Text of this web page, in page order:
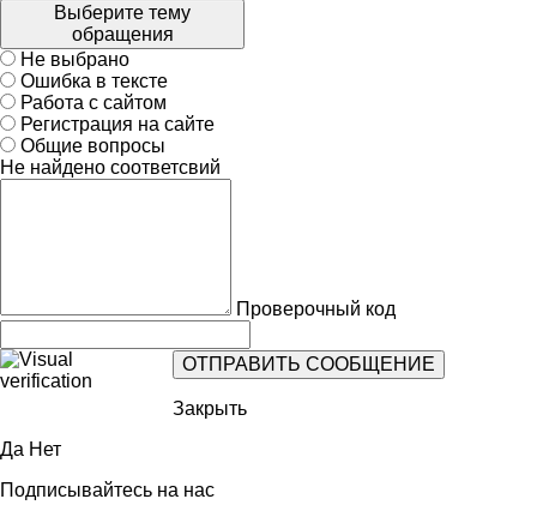
Выберите тему
обращения
Не выбрано
Ошибка в тексте
Работа с сайтом
Регистрация на сайте
Общие вопросы
Не найдено соответсвий
Проверочный код
Закрыть
Да Нет
Подписывайтесь на нас